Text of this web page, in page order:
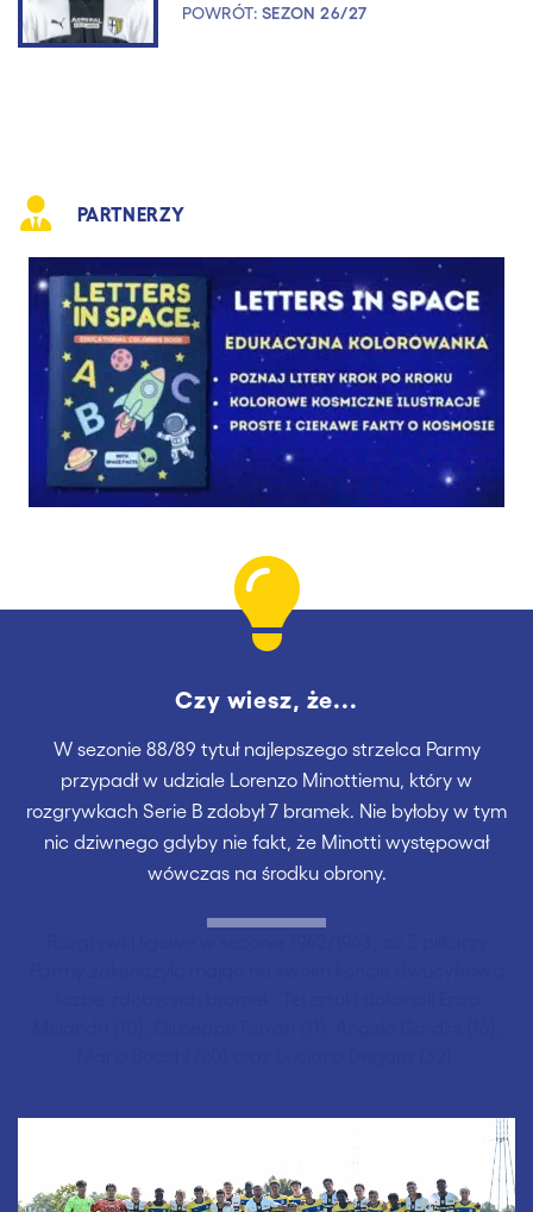
POWRÓT: SEZON 26/27
PARTNERZY
Czy wiesz, że...
W sezonie 88/89 tytuł najlepszego strzelca Parmy
przypadł w udziale Lorenzo Minottiemu, który w
rozgrywkach Serie B zdobył 7 bramek. Nie byłoby w tym
nic dziwnego gdyby nie fakt, że Minotti występował
wówczas na środku obrony.